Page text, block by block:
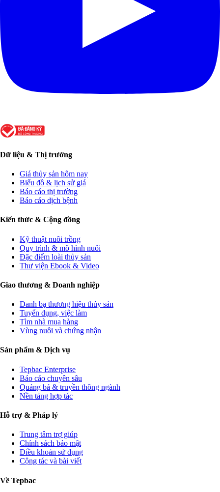
Dữ liệu & Thị trường
Giá thủy sản hôm nay
Biểu đồ & lịch sử giá
Báo cáo thị trường
Báo cáo dịch bệnh
Kiến thức & Cộng đồng
Kỹ thuật nuôi trồng
Quy trình & mô hình nuôi
Đặc điểm loài thủy sản
Thư viện Ebook & Video
Giao thương & Doanh nghiệp
Danh bạ thương hiệu thủy sản
Tuyển dụng, việc làm
Tìm nhà mua hàng
Vùng nuôi và chứng nhận
Sản phẩm & Dịch vụ
Tepbac Enterprise
Báo cáo chuyên sâu
Quảng bá & truyền thông ngành
Nền tảng hợp tác
Hỗ trợ & Pháp lý
Trung tâm trợ giúp
Chính sách bảo mật
Điều khoản sử dụng
Cộng tác và bài viết
Về Tepbac